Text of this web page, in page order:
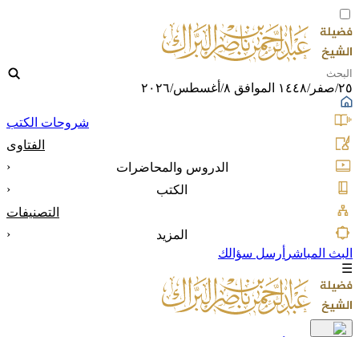
٢٥/صفر/١٤٤٨ الموافق ٨/أغسطس/٢٠٢٦
شروحات الكتب
الفتاوى
الدروس والمحاضرات
‹
الكتب
‹
التصنيفات
المزيد
‹
البث المباشر أرسل سؤالك
☰